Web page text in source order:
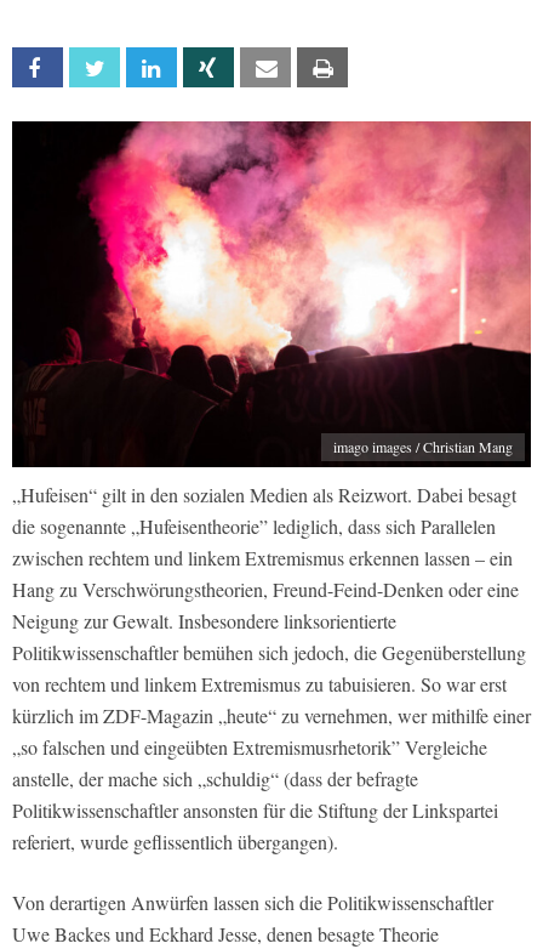
Facebook Twitter Linkedin Xing Email
imago images / Christian Mang
„Hufeisen“ gilt in den sozialen Medien als Reizwort. Dabei besagt
die sogenannte „Hufeisentheorie” lediglich, dass sich Parallelen
zwischen rechtem und linkem Extremismus erkennen lassen ­– ein
Hang zu Verschwörungstheorien, Freund-Feind-Denken oder eine
Neigung zur Gewalt. Insbesondere linksorientierte
Politikwissenschaftler bemühen sich jedoch, die Gegenüberstellung
von rechtem und linkem Extremismus zu tabuisieren. So war erst
kürzlich im ZDF-Magazin „heute“ zu vernehmen, wer mithilfe einer
„so falschen und eingeübten Extremismusrhetorik” Vergleiche
anstelle, der mache sich „schuldig“ (dass der befragte
Politikwissenschaftler ansonsten für die Stiftung der Linkspartei
referiert, wurde geflissentlich übergangen).
Von derartigen Anwürfen lassen sich die Politikwissenschaftler
Uwe Backes und Eckhard Jesse, denen besagte Theorie